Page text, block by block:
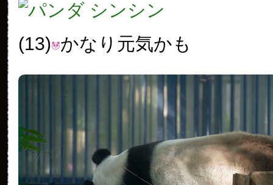
(13) かなり元気かも